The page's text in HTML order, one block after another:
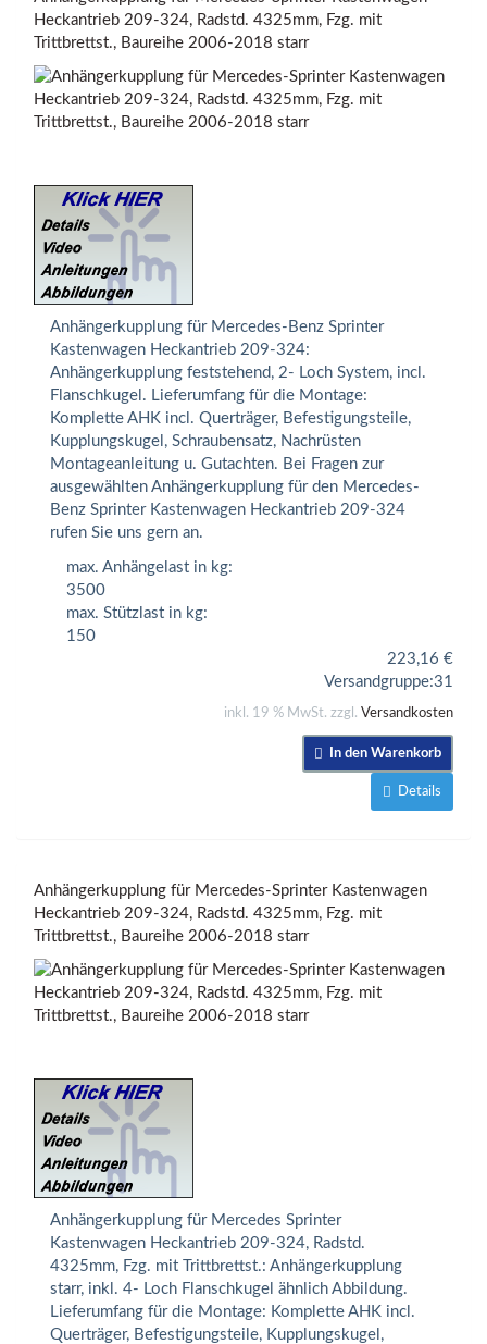
Heckantrieb 209-324, Radstd. 4325mm, Fzg. mit
Trittbrettst., Baureihe 2006-2018 starr
Anhängerkupplung für Mercedes-Benz Sprinter
Kastenwagen Heckantrieb 209-324:
Anhängerkupplung feststehend, 2- Loch System, incl.
Flanschkugel. Lieferumfang für die Montage:
Komplette AHK incl. Querträger, Befestigungsteile,
Kupplungskugel, Schraubensatz, Nachrüsten
Montageanleitung u. Gutachten. Bei Fragen zur
ausgewählten Anhängerkupplung für den Mercedes-
Benz Sprinter Kastenwagen Heckantrieb 209-324
rufen Sie uns gern an.
max. Anhängelast in kg:
3500
max. Stützlast in kg:
150
223,16 €
Versandgruppe:31
inkl. 19 % MwSt. zzgl. Versandkosten
In den Warenkorb
Details
Anhängerkupplung für Mercedes-Sprinter Kastenwagen
Heckantrieb 209-324, Radstd. 4325mm, Fzg. mit
Trittbrettst., Baureihe 2006-2018 starr
Anhängerkupplung für Mercedes Sprinter
Kastenwagen Heckantrieb 209-324, Radstd.
4325mm, Fzg. mit Trittbrettst.: Anhängerkupplung
starr, inkl. 4- Loch Flanschkugel ähnlich Abbildung.
Lieferumfang für die Montage: Komplette AHK incl.
Querträger, Befestigungsteile, Kupplungskugel,